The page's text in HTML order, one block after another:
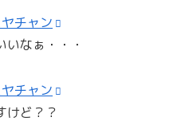
チャン
なぁ・・・
チャン
けど？？